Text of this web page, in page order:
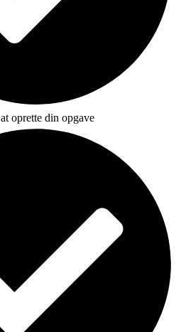
at oprette din opgave